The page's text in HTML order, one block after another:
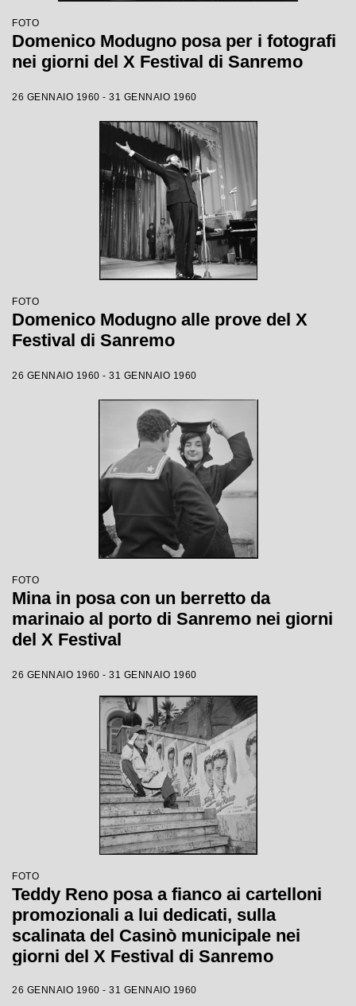
FOTO
Domenico Modugno posa per i fotografi
nei giorni del X Festival di Sanremo
26 GENNAIO 1960 - 31 GENNAIO 1960
FOTO
Domenico Modugno alle prove del X
Festival di Sanremo
26 GENNAIO 1960 - 31 GENNAIO 1960
FOTO
Mina in posa con un berretto da
marinaio al porto di Sanremo nei giorni
del X Festival
26 GENNAIO 1960 - 31 GENNAIO 1960
FOTO
Teddy Reno posa a fianco ai cartelloni
promozionali a lui dedicati, sulla
scalinata del Casinò municipale nei
giorni del X Festival di Sanremo
26 GENNAIO 1960 - 31 GENNAIO 1960